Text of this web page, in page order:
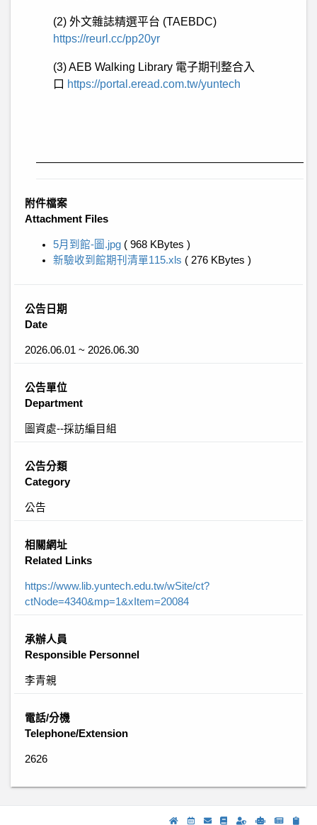
(2) 外文雜誌精選平台 (TAEBDC)
https://reurl.cc/pp20yr
(3) AEB Walking Library 電子期刊整合入
口 https://portal.eread.com.tw/yuntech
附件檔案
Attachment Files
5月到館-圖.jpg ( 968 KBytes )
新驗收到館期刊清單115.xls ( 276 KBytes )
公告日期
Date
2026.06.01 ~ 2026.06.30
公告單位
Department
圖資處--採訪編目組
公告分類
Category
公告
相關網址
Related Links
https://www.lib.yuntech.edu.tw/wSite/ct?
ctNode=4340&mp=1&xItem=20084
承辦人員
Responsible Personnel
李青親
電話/分機
Telephone/Extension
2626